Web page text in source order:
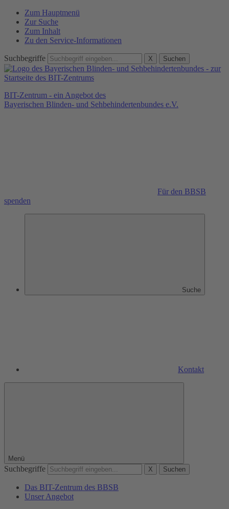
Zum Hauptmenü
Zur Suche
Zum Inhalt
Zu den Service-Informationen
Suchbegriffe X Suchen
BIT-Zentrum - ein Angebot des
Bayerischen Blinden- und Sehbehindertenbundes e.V.
Für den BBSB
spenden
Suche
Kontakt
Menü
Suchbegriffe X Suchen
Das BIT-Zentrum des BBSB
Unser Angebot